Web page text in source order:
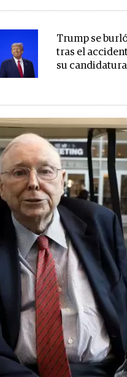
Trump se
tras el
su